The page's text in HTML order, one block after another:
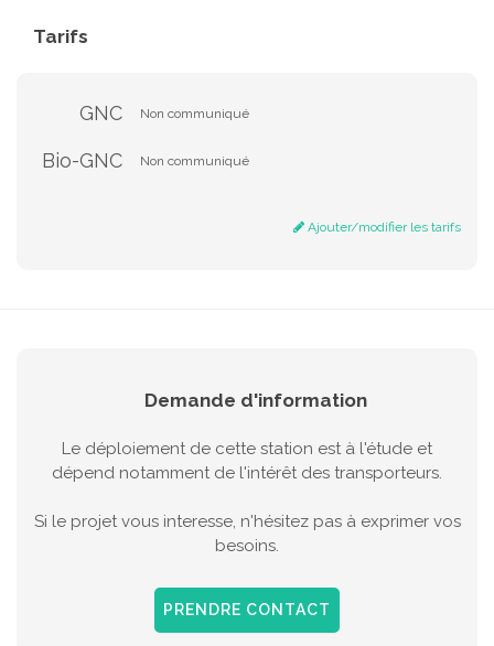
Tarifs
GNC Non communiqué
Bio-GNC Non communiqué
Ajouter/modifier les tarifs
Demande d'information
Le déploiement de cette station est à l'étude et
dépend notamment de l'intérêt des transporteurs.
Si le projet vous interesse, n'hésitez pas à exprimer vos
besoins.
PRENDRE CONTACT